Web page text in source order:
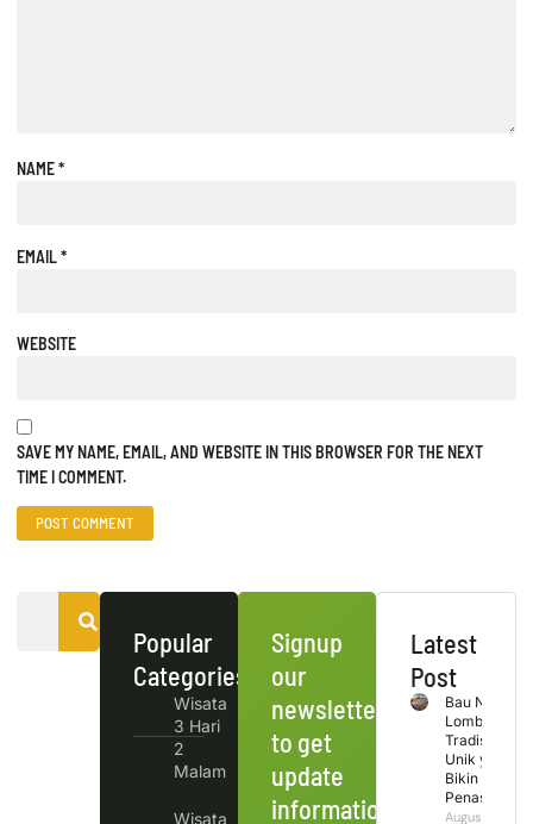
NAME*
EMAIL*
WEBSITE
SAVE MY NAME, EMAIL, AND WEBSITE IN THIS BROWSER FOR THE NEXT
TIME I COMMENT.
Popular
Categories
Wisata
3 Hari
2
Malam
Wisata
Signup
our
newsletter
to get
update
information,
Latest
Post
Bau Nyale
Lombok
Tradisi
Unik yang
Bikin
Penasaran
August 9,